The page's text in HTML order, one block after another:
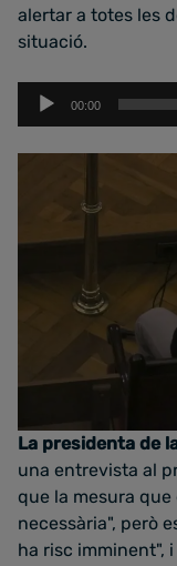
alertar a totes les
situació.
Reproductor
00:00
La presidenta de
una entrevista al
que la mesura
necessària", però
ha risc imminent",